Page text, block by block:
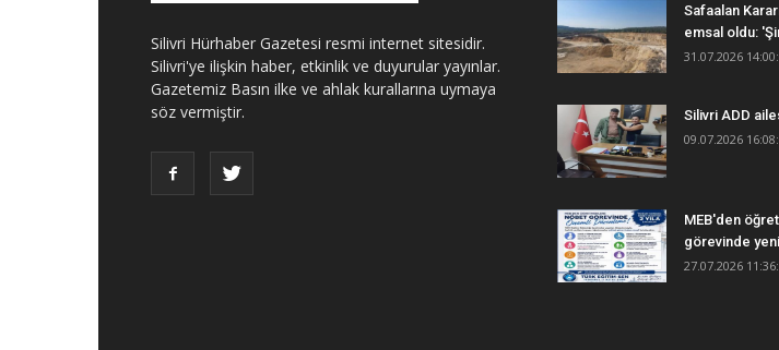
Silivri Hürhaber Gazetesi resmi internet sitesidir.
Silivri'ye ilişkin haber, etkinlik ve duyurular yayınlar.
Gazetemiz Basın ilke ve ahlak kurallarına uymaya
söz vermiştir.
Safaalan
emsal oldu:
31.07.2026
Silivri ADD
09.07.2026
MEB'den
görevinde
27.07.2026